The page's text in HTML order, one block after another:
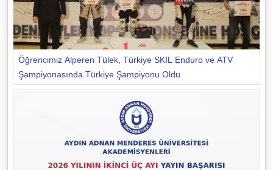
Öğrencimiz Alperen Tülek, Türkiye SKIL Enduro ve ATV
Şampiyonasında Türkiye Şampiyonu Oldu